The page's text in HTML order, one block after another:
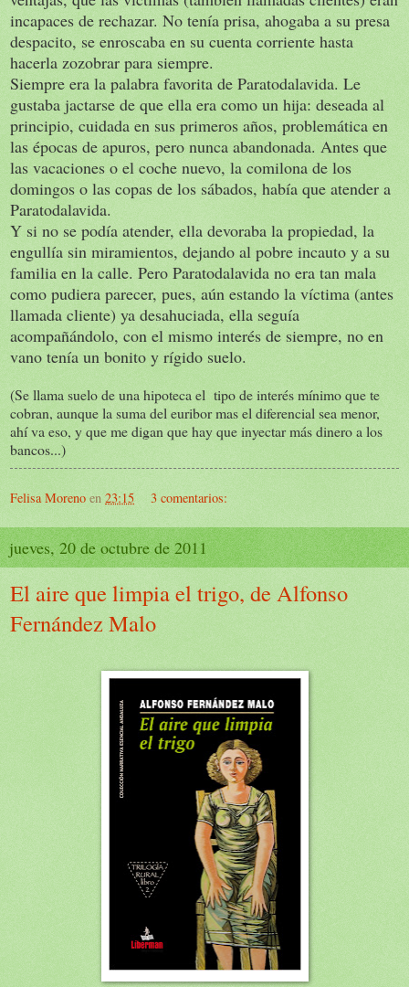
incapaces de rechazar. No tenía prisa, ahogaba a su presa
despacito, se enroscaba en su cuenta corriente hasta
hacerla zozobrar para siempre.
Siempre era la palabra favorita de Paratodalavida. Le
gustaba jactarse de que ella era como un hija: deseada al
principio, cuidada en sus primeros años, problemática en
las épocas de apuros, pero nunca abandonada. Antes que
las vacaciones o el coche nuevo, la comilona de los
domingos o las copas de los sábados, había que atender a
Paratodalavida.
Y si no se podía atender, ella devoraba la propiedad, la
engullía sin miramientos, dejando al pobre incauto y a su
familia en la calle. Pero Paratodalavida no era tan mala
como pudiera parecer, pues, aún estando la víctima (antes
llamada cliente) ya desahuciada, ella seguía
acompañándolo, con el mismo interés de siempre, no en
vano tenía un bonito y rígido suelo.
(Se llama suelo de una hipoteca el tipo de interés mínimo que te
cobran, aunque la suma del euribor mas el diferencial sea menor,
ahí va eso, y que me digan que hay que inyectar más dinero a los
bancos...)
Felisa Moreno en 23:15 3 comentarios:
jueves, 20 de octubre de 2011
El aire que limpia el trigo, de Alfonso
Fernández Malo